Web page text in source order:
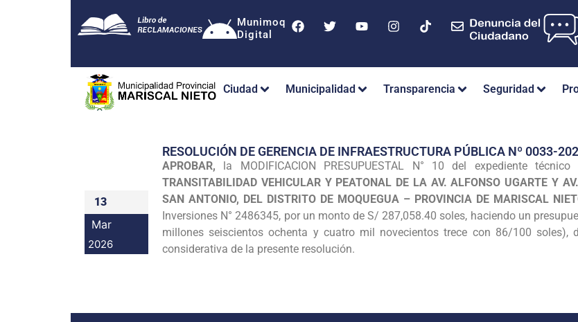
Munimoq
Digital
Ciudad Municipalidad Transparencia Seguridad
13
Mar
2026
RESOLUCIÓN DE GERENCIA DE INFRAESTRUCTURA PÚBLICA Nº 0033-
APROBAR, la MODIFICACION PRESUPUESTAL N° 10 del expediente técnico
TRANSITABILIDAD VEHICULAR Y PEATONAL DE LA AV. ALFONSO UGARTE Y
SAN ANTONIO, DEL DISTRITO DE MOQUEGUA – PROVINCIA DE MARISCAL
Inversiones N° 2486345, por un monto de S/ 287,058.40 soles, haciendo un
millones seiscientos ochenta y cuatro mil novecientos trece con 86/100
considerativa de la presente resolución.